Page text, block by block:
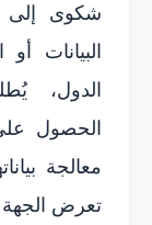
شكوى إلى
البيانات
الدول،
الحصول
معالجة
تعرض الجهة